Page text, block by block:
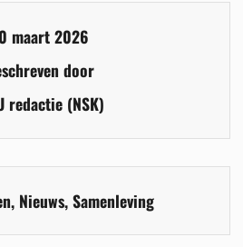
maart 2026
door
redactie (NSK)
, Nieuws,Samenleving